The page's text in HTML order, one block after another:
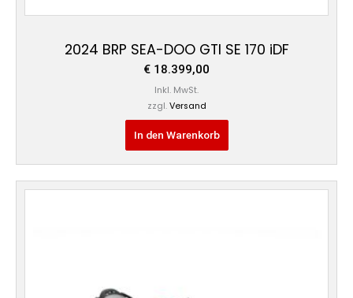
2024 BRP SEA-DOO GTI SE 170 iDF
€ 18.399,00
Inkl. MwSt.
zzgl. Versand
In den Warenkorb